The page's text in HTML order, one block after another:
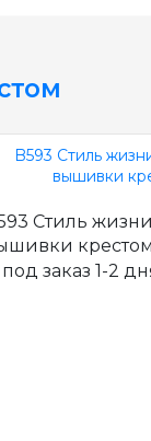
Стиль
крестом
под заказ 1-2